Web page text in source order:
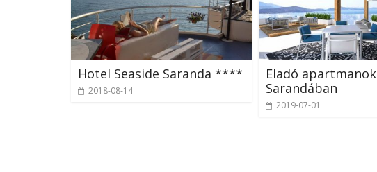
Hotel Seaside Saranda ****
2018-08-14
Eladó apartmanok
Sarandában
2019-07-01